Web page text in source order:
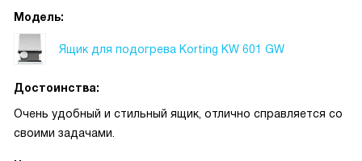
Модель:
Ящик для подогрева Korting KW 601 GW
Достоинства:
Очень удобный и стильный ящик, отлично справляется со
своими задачами.